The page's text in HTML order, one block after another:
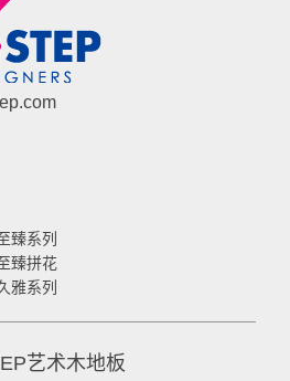
臻系列
臻拼花
雅系列
艺术木地板